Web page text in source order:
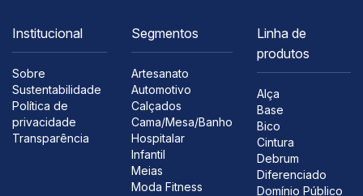
Institucional
Sobre
Sustentabilidade
Política de
privacidade
Transparência
Segmentos
Artesanato
Automotivo
Calçados
Cama/Mesa/Banho
Hospitalar
Infantil
Meias
Moda Fitness
Linha de
produtos
Alça
Base
Bico
Cintura
Debrum
Diferenciado
Domínio Público